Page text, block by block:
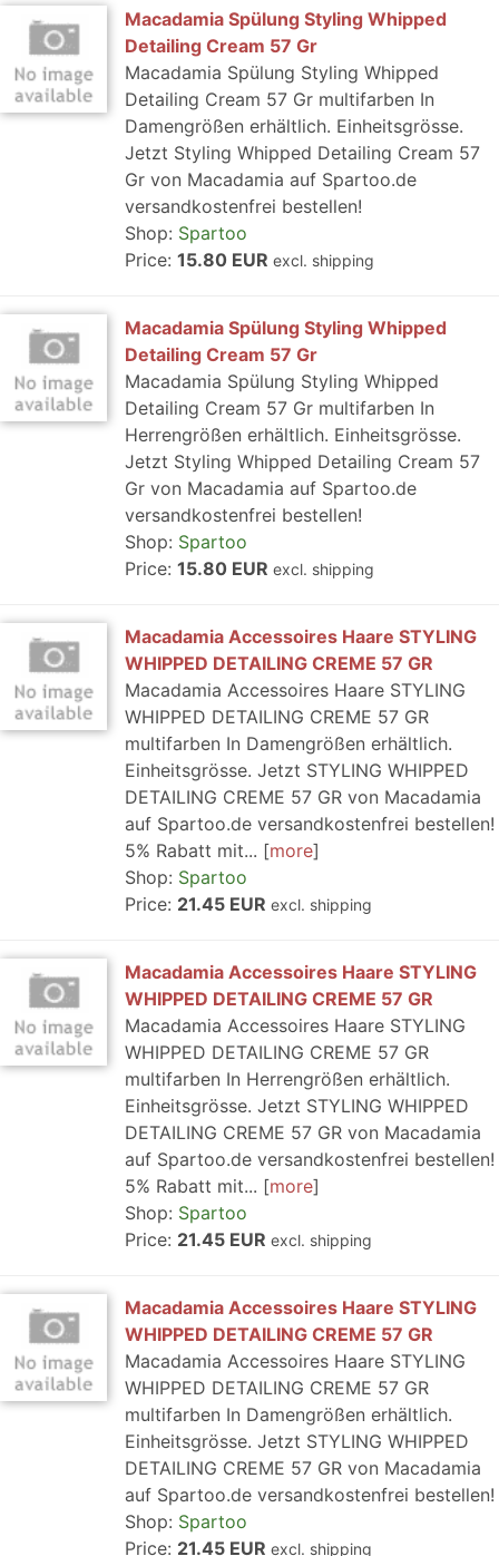
Macadamia Spülung Styling Whipped
Detailing Cream 57 Gr
Macadamia Spülung Styling Whipped
Detailing Cream 57 Gr multifarben In
Damengrößen erhältlich. Einheitsgrösse.
Jetzt Styling Whipped Detailing Cream 57
Gr von Macadamia auf Spartoo.de
versandkostenfrei bestellen!
Shop: Spartoo
Price: 15.80 EUR excl. shipping
Macadamia Spülung Styling Whipped
Detailing Cream 57 Gr
Macadamia Spülung Styling Whipped
Detailing Cream 57 Gr multifarben In
Herrengrößen erhältlich. Einheitsgrösse.
Jetzt Styling Whipped Detailing Cream 57
Gr von Macadamia auf Spartoo.de
versandkostenfrei bestellen!
Shop: Spartoo
Price: 15.80 EUR excl. shipping
Macadamia Accessoires Haare STYLING
WHIPPED DETAILING CREME 57 GR
Macadamia Accessoires Haare STYLING
WHIPPED DETAILING CREME 57 GR
multifarben In Damengrößen erhältlich.
Einheitsgrösse. Jetzt STYLING WHIPPED
DETAILING CREME 57 GR von Macadamia
auf Spartoo.de versandkostenfrei bestellen!
5% Rabatt mit...
more
Shop: Spartoo
Price: 21.45 EUR excl. shipping
Macadamia Accessoires Haare STYLING
WHIPPED DETAILING CREME 57 GR
Macadamia Accessoires Haare STYLING
WHIPPED DETAILING CREME 57 GR
multifarben In Herrengrößen erhältlich.
Einheitsgrösse. Jetzt STYLING WHIPPED
DETAILING CREME 57 GR von Macadamia
auf Spartoo.de versandkostenfrei bestellen!
5% Rabatt mit...
more
Shop: Spartoo
Price: 21.45 EUR excl. shipping
Macadamia Accessoires Haare STYLING
WHIPPED DETAILING CREME 57 GR
Macadamia Accessoires Haare STYLING
WHIPPED DETAILING CREME 57 GR
multifarben In Damengrößen erhältlich.
Einheitsgrösse. Jetzt STYLING WHIPPED
DETAILING CREME 57 GR von Macadamia
auf Spartoo.de versandkostenfrei bestellen!
Shop: Spartoo
Price: 21.45 EUR excl. shipping